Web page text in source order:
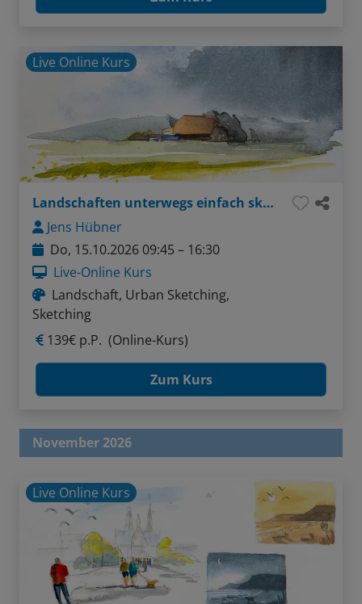
Live Online Kurs
Landschaften unterwegs einfach skizzieren
Jens Hübner
Do, 15.10.2026 09:45 – 16:30
Live-Online Kurs
Landschaft, Urban Sketching,
Sketching
139€ p.P. (Online-Kurs)
Zum Kurs
November 2026
Live Online Kurs